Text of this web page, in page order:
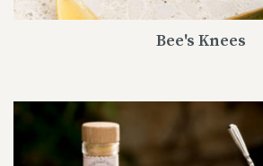
Bee's Knees